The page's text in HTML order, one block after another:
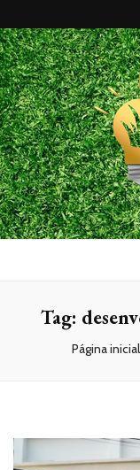
Blog
Tag:
Página inicial